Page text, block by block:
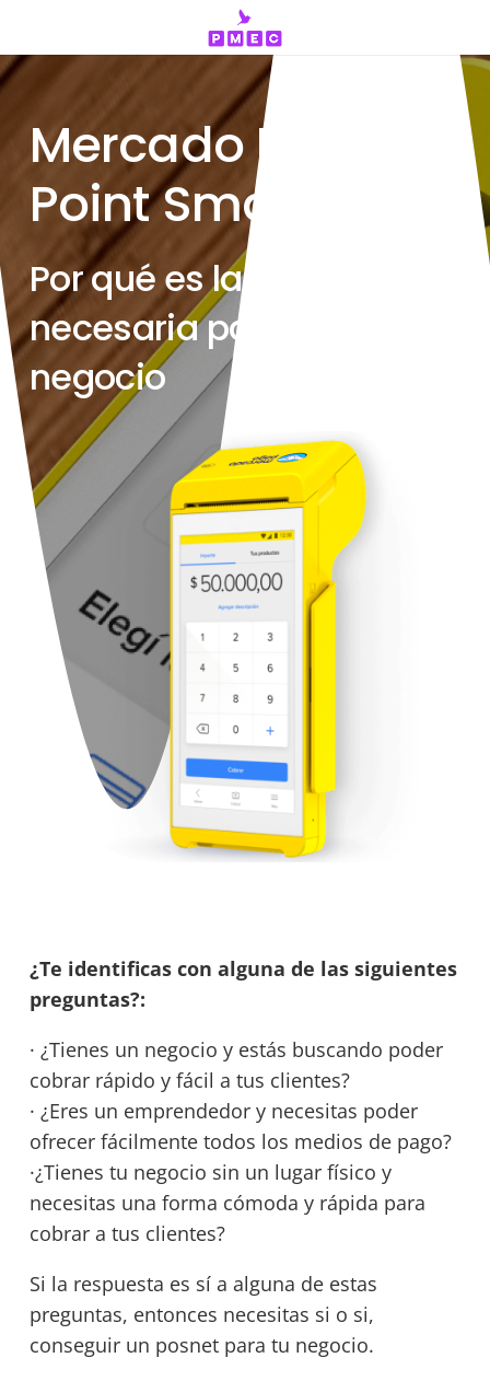
Mercado Pago
Point Smart:
Por qué es la evolución
necesaria para tu
negocio
¿Te identificas con alguna de las siguientes
preguntas?:
· ¿Tienes un negocio y estás buscando poder
cobrar rápido y fácil a tus clientes?
· ¿Eres un emprendedor y necesitas poder
ofrecer fácilmente todos los medios de pago?
·¿Tienes tu negocio sin un lugar físico y
necesitas una forma cómoda y rápida para
cobrar a tus clientes?
Si la respuesta es sí a alguna de estas
preguntas, entonces necesitas si o si,
conseguir un posnet para tu negocio.